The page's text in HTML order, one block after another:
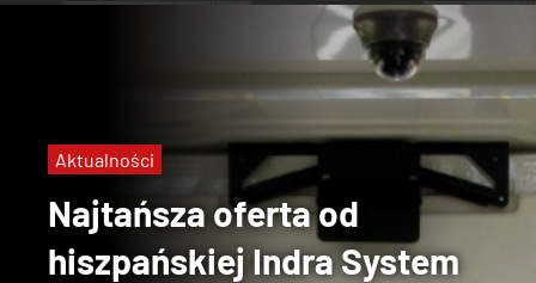
Najtańsza oferta od
hiszpańskiej Indra System
Aktualności